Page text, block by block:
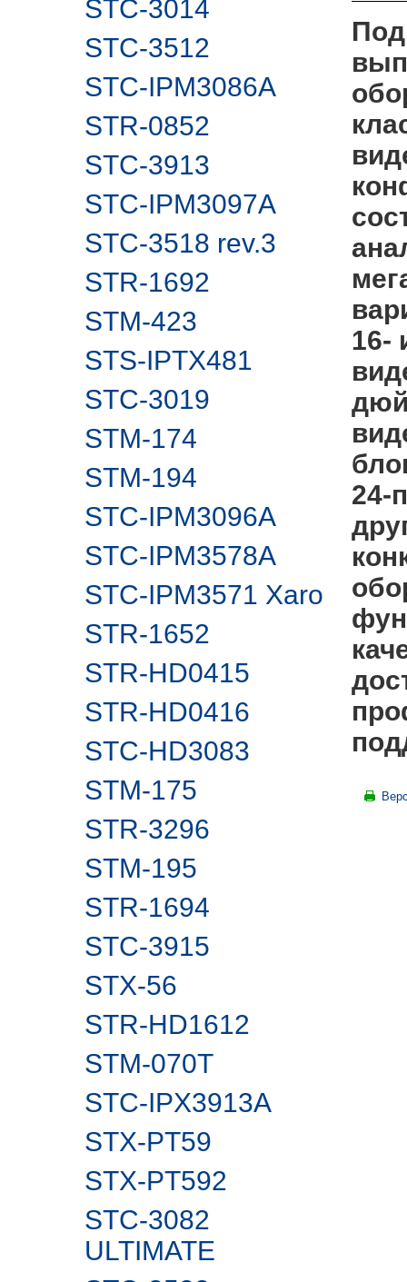
STC-3014
STC-3512
STC-IPM3086A
STR-0852
STC-3913
STC-IPM3097A
STC-3518 rev.3
STR-1692
STM-423
STS-IPTX481
STC-3019
STM-174
STM-194
STC-IPM3096A
STC-IPM3578A
STC-IPM3571 Xaro
STR-1652
STR-HD0415
STR-HD0416
STC-HD3083
STM-175
STR-3296
STM-195
STR-1694
STC-3915
STX-56
STR-HD1612
STM-070T
STC-IPX3913A
STX-PT59
STX-PT592
STC-3082
ULTIMATE
16-
24-